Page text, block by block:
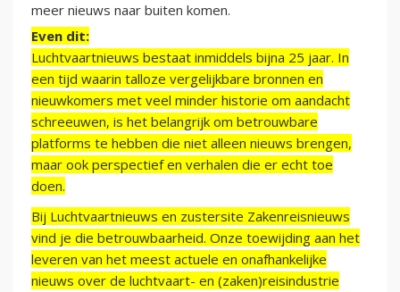
meer nieuws naar buiten komen.
Even dit:
Luchtvaartnieuws bestaat inmiddels bijna 25 jaar. In
een tijd waarin talloze vergelijkbare bronnen en
nieuwkomers met veel minder historie om aandacht
schreeuwen, is het belangrijk om betrouwbare
platforms te hebben die niet alleen nieuws brengen,
maar ook perspectief en verhalen die er echt toe
doen.
Bij Luchtvaartnieuws en zustersite Zakenreisnieuws
vind je die betrouwbaarheid. Onze toewijding aan het
leveren van het meest actuele en onafhankelijke
nieuws over de luchtvaart- en (zaken)reisindustrie